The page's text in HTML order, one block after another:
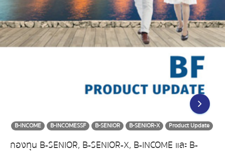
B-INCOME B-INCOMESSF B-SENIOR B-SENIOR-X Product Update
กองทุน B-SENIOR, B-SENIOR-X, B-INCOME และ B-